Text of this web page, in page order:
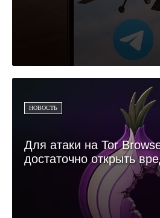
НОВОСТЬ
Для атаки на Tor
достаточно открыть